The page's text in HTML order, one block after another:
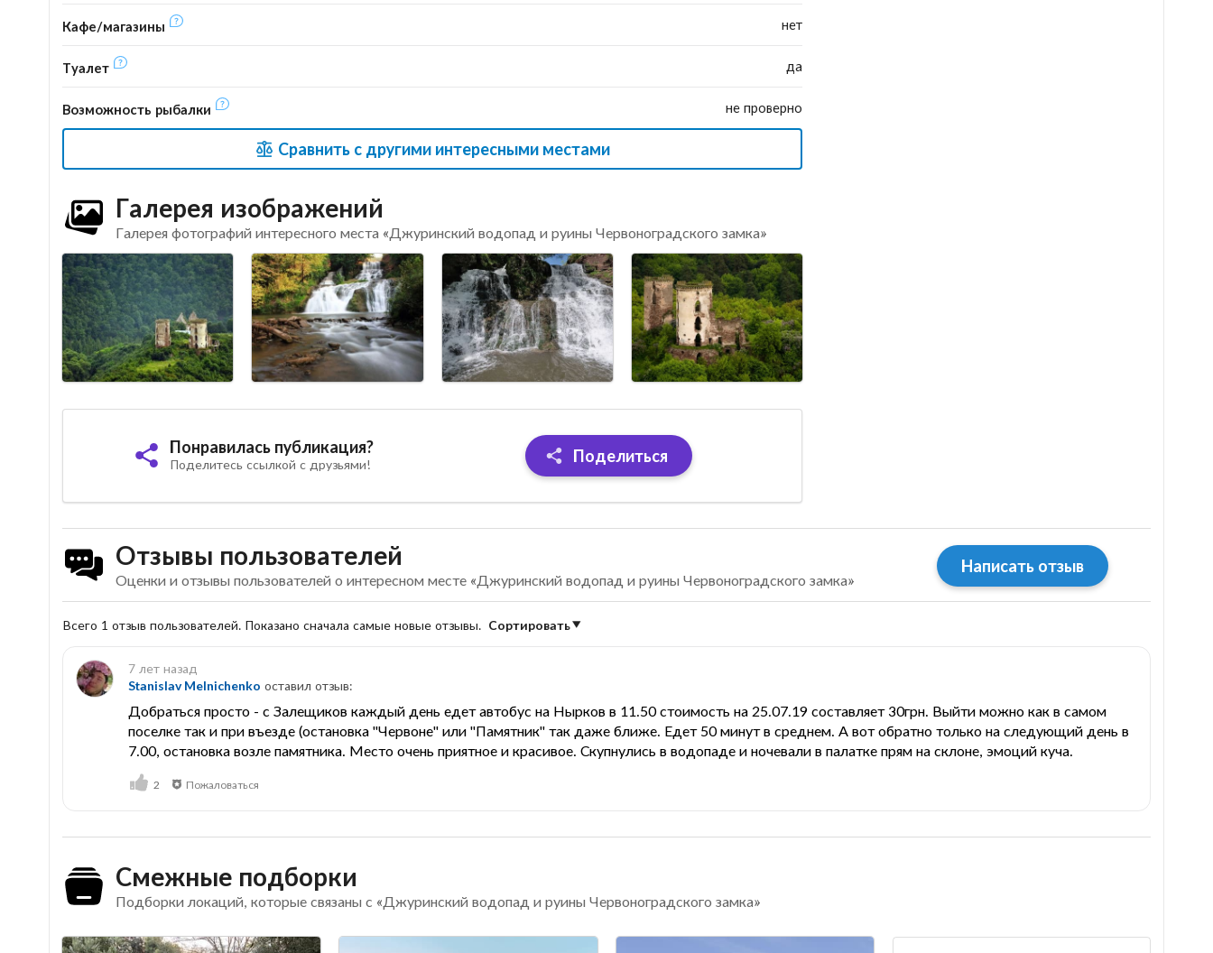
Кафе/магазины нет
Туалет да
Возможность рыбалки не проверно
Сравнить с другими интересными местами
Галерея изображений
Галерея фотографий интересного места «Джуринский водопад и руины Червоноградского замка»
Понравилась публикация?
Поделитесь ссылкой с друзьями! Поделиться
Отзывы пользователей
Оценки и отзывы пользователей о интересном месте «Джуринский водопад и руины Червоноградского замка»
Написать отзыв
Всего 1 отзыв пользователей. Показано сначала самые новые отзывы. Сортировать
7 лет назад
Stanislav Melnichenko оставил отзыв:
Добраться просто - с Залещиков каждый день едет автобус на Нырков в 11.50 стоимость на 25.07.19 составляет 30грн. Выйти можно как в самом
поселке так и при въезде (остановка "Червоне" или "Памятник" так даже ближе. Едет 50 минут в среднем. А вот обратно только на следующий день в
7.00, остановка возле памятника. Место очень приятное и красивое. Скупнулись в водопаде и ночевали в палатке прям на склоне, эмоций куча.
2 Пожаловаться
Смежные подборки
Подборки локаций, которые связаны с «Джуринский водопад и руины Червоноградского замка»